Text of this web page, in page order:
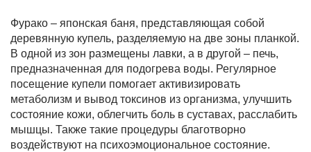
Фурако – японская баня, представляющая собой
деревянную купель, разделяемую на две зоны планкой.
В одной из зон размещены лавки, а в другой – печь,
предназначенная для подогрева воды. Регулярное
посещение купели помогает активизировать
метаболизм и вывод токсинов из организма, улучшить
состояние кожи, облегчить боль в суставах, расслабить
мышцы. Также такие процедуры благотворно
воздействуют на психоэмоциональное состояние.